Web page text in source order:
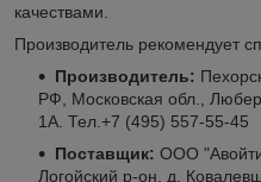
качествами.
Производитель рекомендует
Производитель:
РФ, Московская обл.,
1А. Тел.+7 (495) 557-55-45
Поставщик: ООО
Логойский р-он, д.